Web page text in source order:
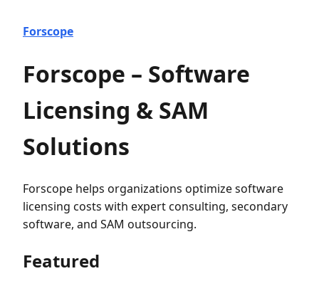
Forscope
Forscope – Software
Licensing & SAM
Solutions
Forscope helps organizations optimize software
licensing costs with expert consulting, secondary
software, and SAM outsourcing.
Featured